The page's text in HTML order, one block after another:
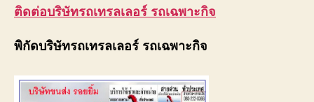
ติดต่อบริษัทรถเทรลเลอร์ รถเฉพาะกิจ
พิกัดบริษัทรถเทรลเลอร์ รถเฉพาะกิจ